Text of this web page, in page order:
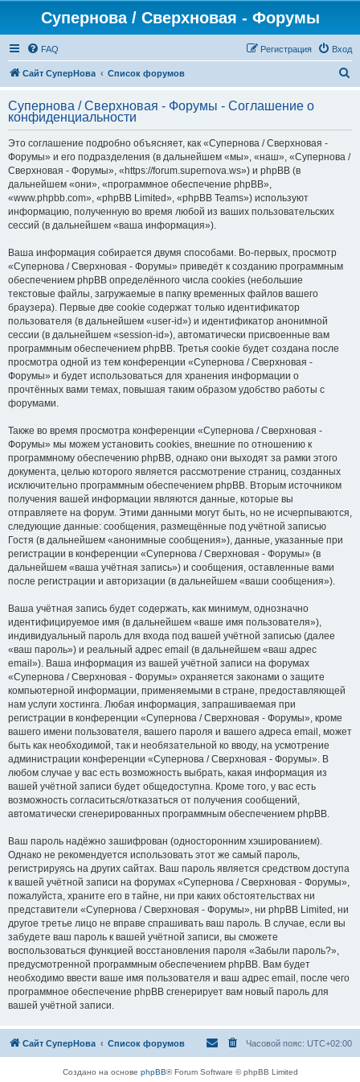
Супернова / Сверхновая - Форумы
FAQ Вход
Регистрация
Сайт СуперНова Список форумов
с
Супернова / Сверхновая - Форумы - Соглашение о
конфиденциальности
Это соглашение подробно объясняет, как «Супернова / Сверхновая -
Форумы» и его подразделения (в дальнейшем «мы», «наш», «Супернова /
Сверхновая - Форумы», «https://forum.supernova.ws») и phpBB (в
дальнейшем «они», «программное обеспечение phpBB»,
«www.phpbb.com», «phpBB Limited», «phpBB Teams») используют
информацию, полученную во время любой из ваших пользовательских
сессий (в дальнейшем «ваша информация»).
Ваша информация собирается двумя способами. Во-первых, просмотр
«Супернова / Сверхновая - Форумы» приведёт к созданию программным
обеспечением phpBB определённого числа cookies (небольшие
текстовые файлы, загружаемые в папку временных файлов вашего
браузера). Первые две cookie содержат только идентификатор
пользователя (в дальнейшем «user-id») и идентификатор анонимной
сессии (в дальнейшем «session-id»), автоматически присвоенные вам
программным обеспечением phpBB. Третья cookie будет создана после
просмотра одной из тем конференции «Супернова / Сверхновая -
Форумы» и будет использоваться для хранения информации о
прочтённых вами темах, повышая таким образом удобство работы с
форумами.
Также во время просмотра конференции «Супернова / Сверхновая -
Форумы» мы можем установить cookies, внешние по отношению к
программному обеспечению phpBB, однако они выходят за рамки этого
документа, целью которого является рассмотрение страниц, созданных
исключительно программным обеспечением phpBB. Вторым источником
получения вашей информации являются данные, которые вы
отправляете на форум. Этими данными могут быть, но не исчерпываются,
следующие данные: сообщения, размещённые под учётной записью
Гостя (в дальнейшем «анонимные сообщения»), данные, указанные при
регистрации в конференции «Супернова / Сверхновая - Форумы» (в
дальнейшем «ваша учётная запись») и сообщения, оставленные вами
после регистрации и авторизации (в дальнейшем «ваши сообщения»).
Ваша учётная запись будет содержать, как минимум, однозначно
идентифицируемое имя (в дальнейшем «ваше имя пользователя»),
индивидуальный пароль для входа под вашей учётной записью (далее
«ваш пароль») и реальный адрес email (в дальнейшем «ваш адрес
email»). Ваша информация из вашей учётной записи на форумах
«Супернова / Сверхновая - Форумы» охраняется законами о защите
компьютерной информации, применяемыми в стране, предоставляющей
нам услуги хостинга. Любая информация, запрашиваемая при
регистрации в конференции «Супернова / Сверхновая - Форумы», кроме
вашего имени пользователя, вашего пароля и вашего адреса email, может
быть как необходимой, так и необязательной ко вводу, на усмотрение
администрации конференции «Супернова / Сверхновая - Форумы». В
любом случае у вас есть возможность выбрать, какая информация из
вашей учётной записи будет общедоступна. Кроме того, у вас есть
возможность согласиться/отказаться от получения сообщений,
автоматически сгенерированных программным обеспечением phpBB.
Ваш пароль надёжно зашифрован (односторонним хэшированием).
Однако не рекомендуется использовать этот же самый пароль,
регистрируясь на других сайтах. Ваш пароль является средством доступа
к вашей учётной записи на форумах «Супернова / Сверхновая - Форумы»,
пожалуйста, храните его в тайне, ни при каких обстоятельствах ни
представители «Супернова / Сверхновая - Форумы», ни phpBB Limited, ни
другое третье лицо не вправе спрашивать ваш пароль. В случае, если вы
забудете ваш пароль к вашей учётной записи, вы сможете
воспользоваться функцией восстановления пароля «Забыли пароль?»,
предусмотренной программным обеспечением phpBB. Вам будет
необходимо ввести ваше имя пользователя и ваш адрес email, после чего
программное обеспечение phpBB сгенерирует вам новый пароль для
вашей учётной записи.
Сайт СуперНова Список форумов Часовой пояс: UTC+02:00
Создано на основе phpBB® Forum Software © phpBB Limited